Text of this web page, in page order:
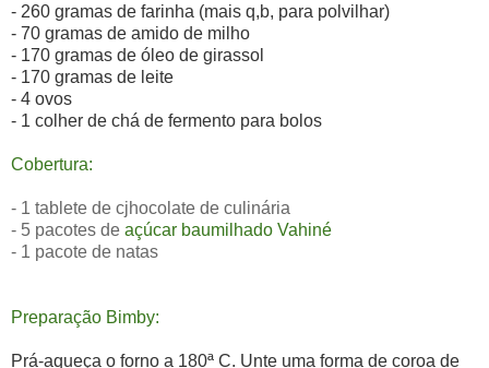
- 260 gramas de farinha (mais q,b, para polvilhar)
- 70 gramas de amido de milho
- 170 gramas de óleo de girassol
- 170 gramas de leite
- 4 ovos
- 1 colher de chá de fermento para bolos
Cobertura:
- 1 tablete de cjhocolate de culinária
- 5 pacotes de açúcar baumilhado Vahiné
- 1 pacote de natas
Preparação Bimby:
Prá-aqueça o forno a 180ª C. Unte uma forma de coroa de